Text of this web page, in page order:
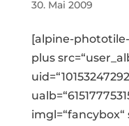
30. Mai 2009
[alpine-
plus
imgl=“fancybox“